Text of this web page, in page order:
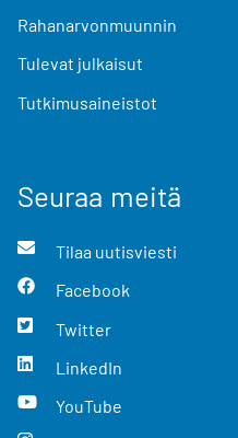
Rahanarvonmuunnin
Tulevat julkaisut
Tutkimusaineistot
Seuraa meitä
Tilaa uutisviesti
Facebook
Twitter
LinkedIn
YouTube